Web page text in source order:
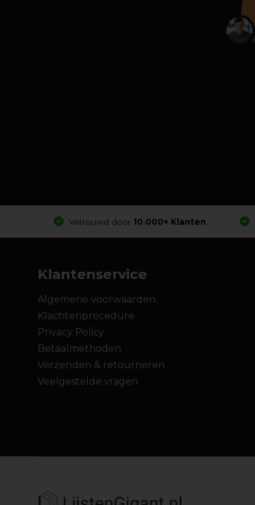
Vetrouwd door 10.000+ Klanten
Klantenservice
Algemene voorwaarden
Klachtenprocedure
Privacy Policy
Betaalmethoden
Verzenden & retourneren
Veelgestelde vragen